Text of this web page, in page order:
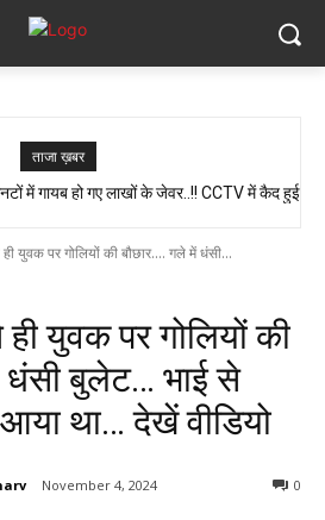
ताजा ख़बर
का बड़ा बयान, कहा- प्रदेश में कोई भी झोलाछाप
में गायब हो गए लाखों के जेवर..!! CCTV में कैद हुई
युवक पर गोलियों की बौछार.... गले में धंसी...
युवक पर गोलियों की
धंसी बुलेट… भाई से
था… देखें वीडियो
November 4, 2024 0